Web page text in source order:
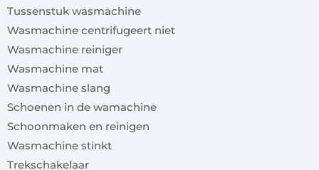
Tussenstuk wasmachine
Wasmachine centrifugeert niet
Wasmachine reiniger
Wasmachine mat
Wasmachine slang
Schoenen in de wamachine
Schoonmaken en reinigen
Wasmachine stinkt
Trekschakelaar